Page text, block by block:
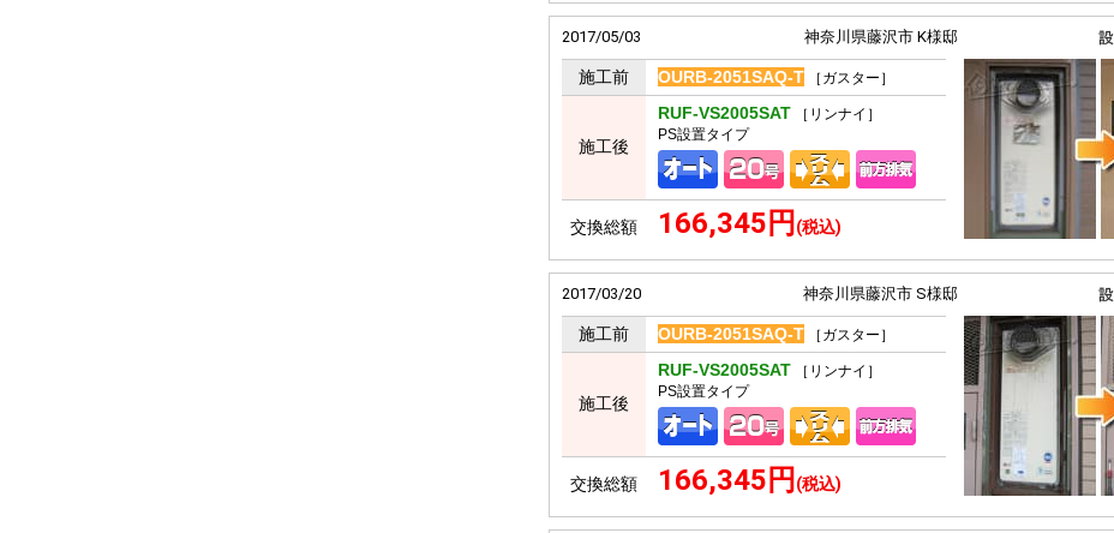
2017/05/03 神奈川県藤沢市 K様邸
施工前 OURB-2051SAQ-T ［ガスター］
施工後
RUF-VS2005SAT
［リンナイ］
PS設置タイプ
交換総額 166,345円 (税込)
2017/03/20 神奈川県藤沢市 S様邸
施工前 OURB-2051SAQ-T ［ガスター］
施工後
RUF-VS2005SAT
［リンナイ］
PS設置タイプ
交換総額 166,345円 (税込)